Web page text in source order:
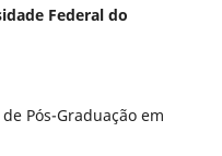
Federal do
Pós-Graduação em